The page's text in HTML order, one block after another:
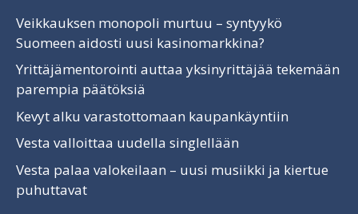
Veikkauksen monopoli murtuu – syntyykö
Suomeen aidosti uusi kasinomarkkina?
Yrittäjämentorointi auttaa yksinyrittäjää tekemään
parempia päätöksiä
Kevyt alku varastottomaan kaupankäyntiin
Vesta valloittaa uudella singlellään
Vesta palaa valokeilaan – uusi musiikki ja kiertue
puhuttavat